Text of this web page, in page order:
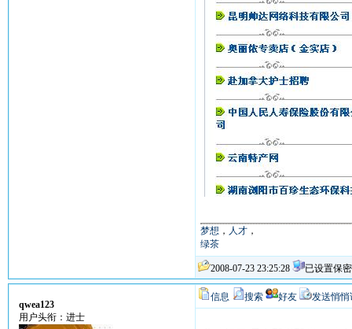
梦想 ， 人才 ，
绿茶
2008-07-23 23:25:28 已设置保密
qwea123
用户头衔：进士
信息 搜索 好友 发送悄悄